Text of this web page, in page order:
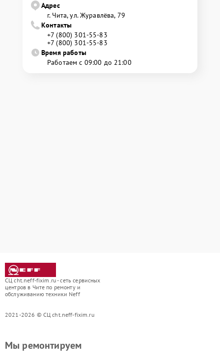
Адрес
г. Чита, ул. Журавлёва, 79
Контакты
+7 (800) 301-55-83
+7 (800) 301-55-83
Время работы
Работаем с 09:00 до 21:00
СЦ cht.neff-fixim.ru - сеть сервисных
центров в Чите по ремонту и
обслуживанию техники Neff
2021-2026 © СЦ cht.neff-fixim.ru
Мы ремонтируем